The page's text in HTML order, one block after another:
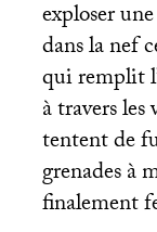
exploser
dans la nef
qui remplit
à travers
tentent de
grenades à
finalement